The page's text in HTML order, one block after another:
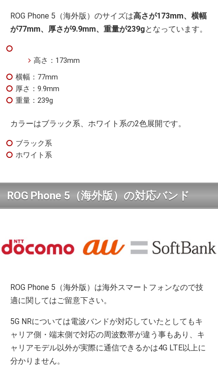
ROG Phone 5（海外版）のサイズは高さが173mm、横幅
が77mm、厚さが9.9mm、重量が239gとなっています。
高さ：173mm
横幅：77mm
厚さ：9.9mm
重量：239g
カラーはブラック系、ホワイト系の2色展開です。
ブラック系
ホワイト系
ROG Phone 5（海外版）の対応バンド
ROG Phone 5（海外版）は海外スマートフォンなので技
適に関してはご留意下さい。
5G NRについては電波バンドが対応していたとしてもキ
ャリア側・端末側で対応の周波数帯が違う事もあり、キ
ャリアモデル以外が実際に通信できるかは4G LTE以上に
分かりません。